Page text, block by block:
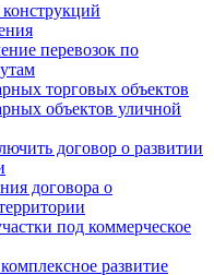
перевозок по
торговых объектов
объектов уличной
договор о развитии
договора о
под коммерческое
развитие